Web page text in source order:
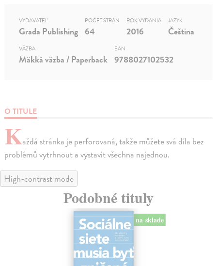
O TITULE
Každá stránka je perforovaná, takže můžete svá díla bez
problémů vytrhnout a vystavit všechna najednou.
VYDAVATEĽ
Grada Publishing
POČET STRÁN
64
ROK VYDANIA
2016
JAZYK
Čeština
VÄZBA
Mäkká väzba / Paperback
EAN
9788027102532
High-contrast mode
Podobné tituly
na sklade